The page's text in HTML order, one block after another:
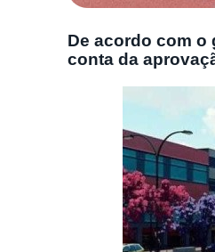
De acordo com o
conta da